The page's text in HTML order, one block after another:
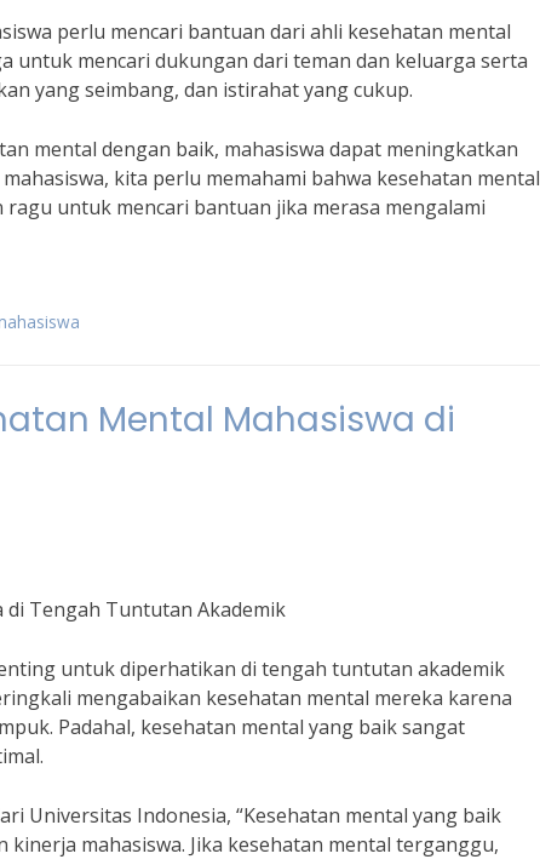
perlu mencari bantuan dari ahli kesehatan mental
untuk mencari dukungan dari teman dan keluarga serta
yang seimbang, dan istirahat yang cukup.
mental dengan baik, mahasiswa dapat meningkatkan
kita perlu memahami bahwa kesehatan mental
untuk mencari bantuan jika merasa mengalami
Mental Mahasiswa di
di Tengah Tuntutan Akademik
untuk diperhatikan di tengah tuntutan akademik
mengabaikan kesehatan mental mereka karena
Padahal, kesehatan mental yang baik sangat
Universitas Indonesia, “Kesehatan mental yang baik
mahasiswa. Jika kesehatan mental terganggu,